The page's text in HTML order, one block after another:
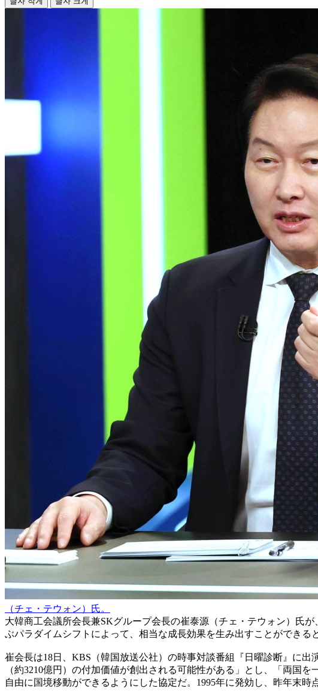
（チェ・テウォン）氏。
大韓商工会議所会長兼SKグループ会長の崔泰源（チェ・テウォン）氏
ぶパラダイムシフトによって、相当な成長効果を生み出すことができる
崔会長は18日、KBS（韓国放送公社）の時事対談番組『日曜診断』に
（約3210億円）の付加価値が創出される可能性がある」とし、「両国
自由に国境移動ができるようにした協定だ。1995年に発効し、昨年末時